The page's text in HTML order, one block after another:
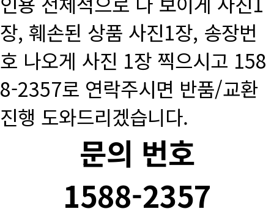
장, 훼손된 상품 사진1장, 송장번
호 나오게 사진 1장 찍으시고 158
8-2357로 연락주시면 반품/교환
진행 도와드리겠습니다.
문의 번호
1588-2357